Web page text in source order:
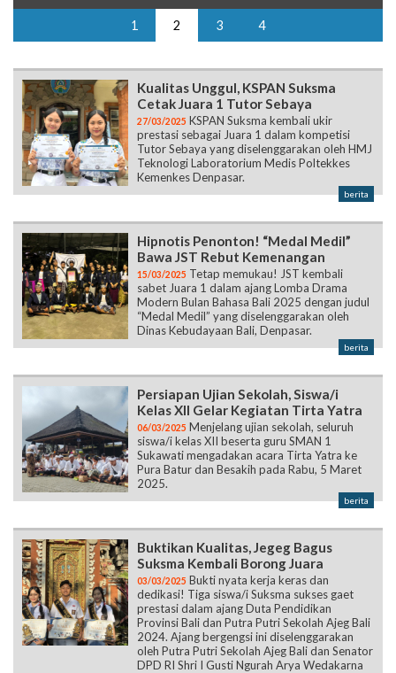
1 2 3 4
Kualitas Unggul, KSPAN Suksma
Cetak Juara 1 Tutor Sebaya
27/03/2025 KSPAN Suksma kembali ukir
prestasi sebagai Juara 1 dalam kompetisi
Tutor Sebaya yang diselenggarakan oleh HMJ
Teknologi Laboratorium Medis Poltekkes
Kemenkes Denpasar.
berita
Hipnotis Penonton! “Medal Medil”
Bawa JST Rebut Kemenangan
15/03/2025 Tetap memukau! JST kembali
sabet Juara 1 dalam ajang Lomba Drama
Modern Bulan Bahasa Bali 2025 dengan judul
“Medal Medil” yang diselenggarakan oleh
Dinas Kebudayaan Bali, Denpasar.
berita
Persiapan Ujian Sekolah, Siswa/i
Kelas XII Gelar Kegiatan Tirta Yatra
06/03/2025 Menjelang ujian sekolah, seluruh
siswa/i kelas XII beserta guru SMAN 1
Sukawati mengadakan acara Tirta Yatra ke
Pura Batur dan Besakih pada Rabu, 5 Maret
2025.
berita
Buktikan Kualitas, Jegeg Bagus
Suksma Kembali Borong Juara
03/03/2025 Bukti nyata kerja keras dan
dedikasi! Tiga siswa/i Suksma sukses gaet
prestasi dalam ajang Duta Pendidikan
Provinsi Bali dan Putra Putri Sekolah Ajeg Bali
2024. Ajang bergengsi ini diselenggarakan
oleh Putra Putri Sekolah Ajeg Bali dan Senator
DPD RI Shri I Gusti Ngurah Arya Wedakarna